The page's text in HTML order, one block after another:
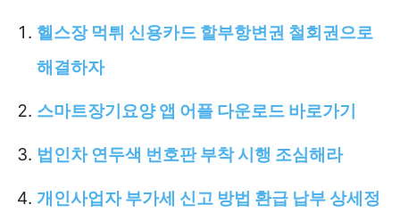
헬스장 먹튀 신용카드 할부항변권 철회권으로
해결하자
스마트장기요양 앱 어플 다운로드 바로가기
법인차 연두색 번호판 부착 시행 조심해라
개인사업자 부가세 신고 방법 환급 납부 상세정